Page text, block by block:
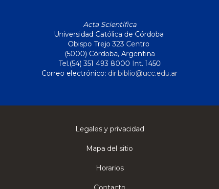
Acta Scientifica
Universidad Católica de Córdoba
Obispo Trejo 323 Centro
(5000) Córdoba, Argentina
Tel.(54) 351 493 8000 Int. 1450
Correo electrónico: dir.biblio@ucc.edu.ar
Legales y privacidad
Mapa del sitio
Horarios